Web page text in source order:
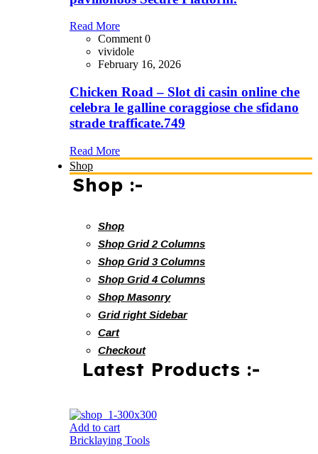
Read More
Comment 0
vividole
February 16, 2026
Chicken Road – Slot di casin online che
celebra le galline coraggiose che sfidano
strade trafficate.749
Read More
Shop
Shop :-
Shop
Shop Grid 2 Columns
Shop Grid 3 Columns
Shop Grid 4 Columns
Shop Masonry
Grid right Sidebar
Cart
Checkout
Latest Products :-
Add to cart
Bricklaying Tools